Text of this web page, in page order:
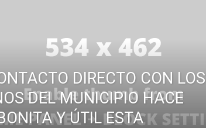
DIRECTO CON LOS
DEL MUNICIPIO HACE
Y ÚTIL ESTA